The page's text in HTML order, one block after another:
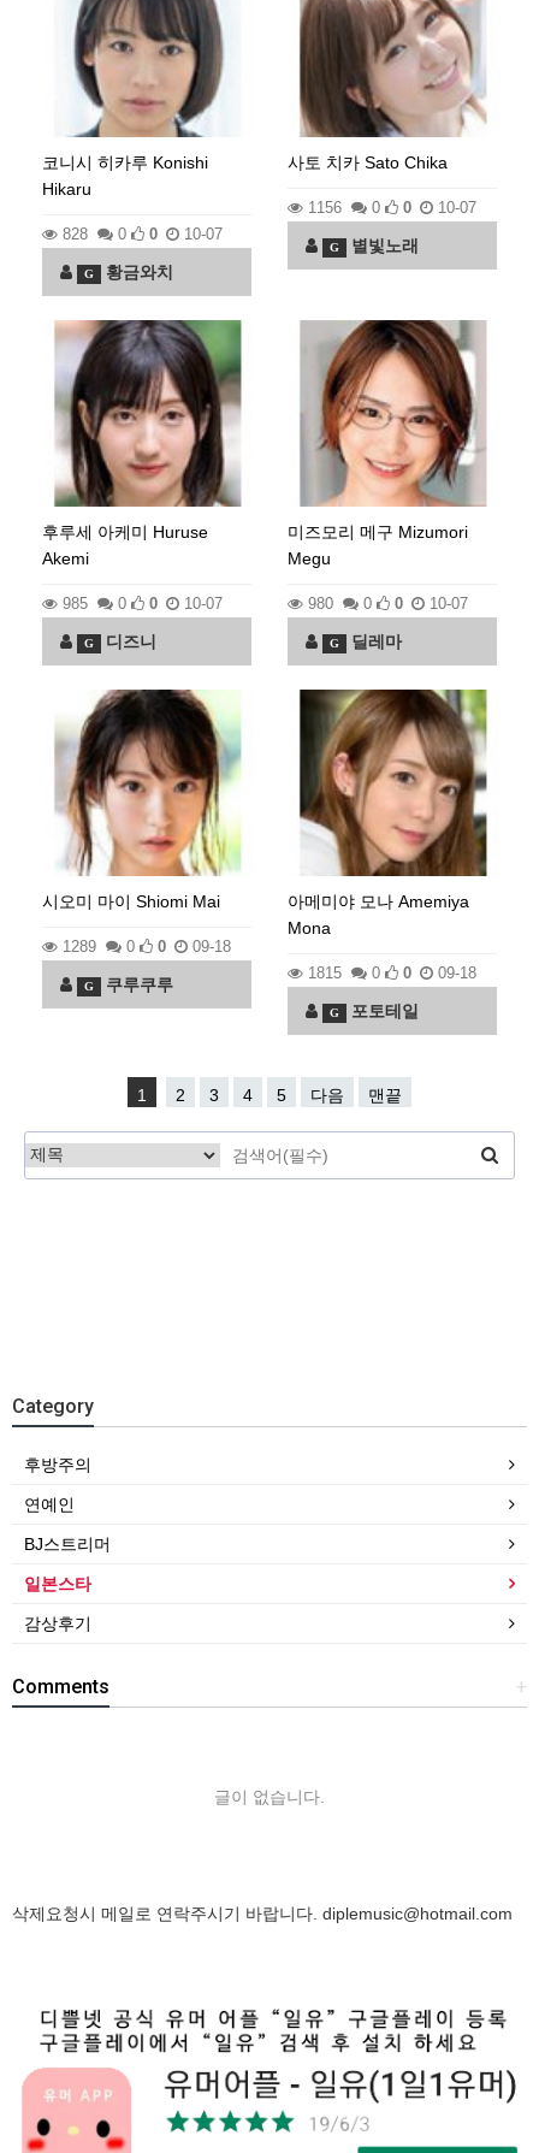
코니시 히카루 Konishi
Hikaru
828 0 0 10-07
G 황금와치
사토 치카 Sato Chika
1156 0 0 10-07
G 별빛노래
후루세 아케미 Huruse
Akemi
985 0 0 10-07
G 디즈니
미즈모리 메구 Mizumori
Megu
980 0 0 10-07
G 딜레마
시오미 마이 Shiomi Mai
1289 0 0 09-18
G 쿠루쿠루
아메미야 모나 Amemiya
Mona
1815 0 0 09-18
G 포토테일
1 2 3 4 5 다음 맨끝
Category
후방주의
연예인
BJ스트리머
일본스타
감상후기
+
Comments
글이 없습니다.
삭제요청시 메일로 연락주시기 바랍니다. diplemusic@hotmail.com